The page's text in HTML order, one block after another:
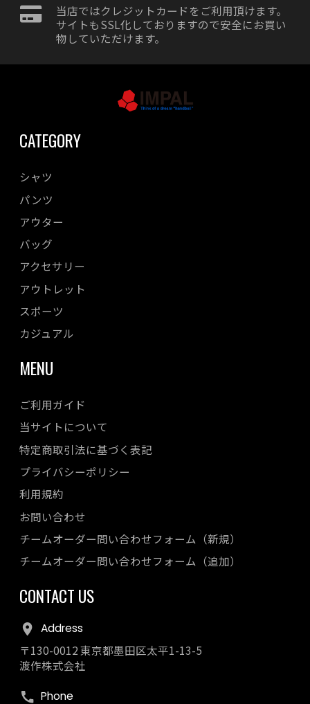
当店ではクレジットカードをご利用頂けます。
サイトもSSL化しておりますので安全にお買い
物していただけます。
CATEGORY
シャツ
パンツ
アウター
バッグ
アクセサリー
アウトレット
スポーツ
カジュアル
MENU
ご利用ガイド
当サイトについて
特定商取引法に基づく表記
プライバシーポリシー
利用規約
お問い合わせ
チームオーダー問い合わせフォーム（新規）
チームオーダー問い合わせフォーム（追加）
CONTACT US
Address
〒130-0012 東京都墨田区太平1-13-5
渡作株式会社
Phone